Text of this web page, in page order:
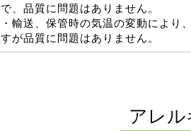
で、品質に問題はありません。
・輸送、保管時の気温の変動により
すが品質に問題はありません。
アレル